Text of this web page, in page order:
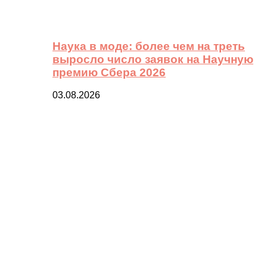
Наука в моде: более чем на треть
выросло число заявок на Научную
премию Сбера 2026
03.08.2026